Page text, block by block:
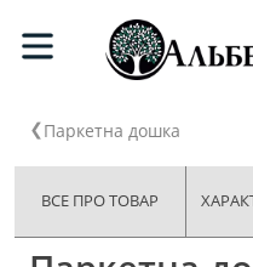
Паркетна дошка
ВСЕ ПРО ТОВАР